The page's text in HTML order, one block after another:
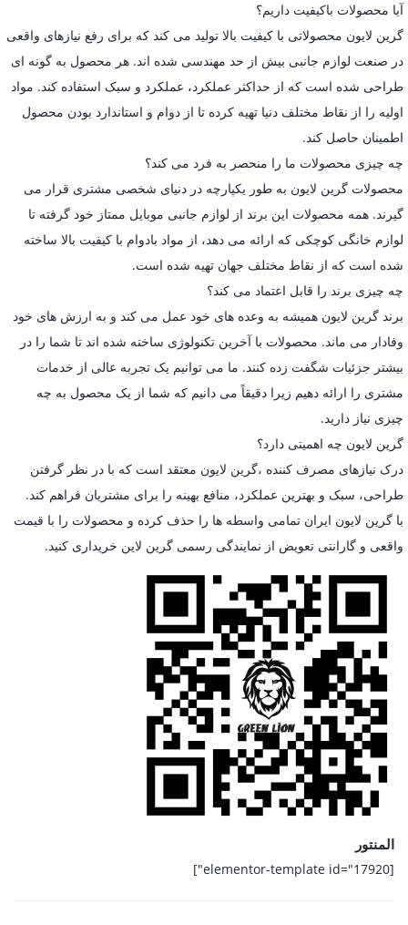
آیا محصولات باکیفیت داریم؟
گرین لایون محصولاتی با کیفیت بالا تولید می کند که برای رفع نیازهای واقعی
در صنعت لوازم جانبی بیش از حد مهندسی شده اند. هر محصول به گونه ای
طراحی شده است که از حداکثر عملکرد، عملکرد و سبک استفاده کند. مواد
اولیه را از نقاط مختلف دنیا تهیه کرده تا از دوام و استاندارد بودن محصول
اطمینان حاصل کند.
چه چیزی محصولات ما را منحصر به فرد می کند؟
محصولات گرین لایون به طور یکپارچه در دنیای شخصی مشتری قرار می
گیرند. همه محصولات این برند از لوازم جانبی موبایل ممتاز خود گرفته تا
لوازم خانگی کوچکی که ارائه می دهد، از مواد بادوام با کیفیت بالا ساخته
شده است که از نقاط مختلف جهان تهیه شده است.
چه چیزی برند را قابل اعتماد می کند؟
برند گرین لایون همیشه به وعده های خود عمل می کند و به ارزش های خود
وفادار می ماند. محصولات با آخرین تکنولوژی ساخته شده اند تا شما را در
بیشتر جزئیات شگفت زده کنند. ما می توانیم یک تجربه عالی از خدمات
مشتری را ارائه دهیم زیرا دقیقاً می دانیم که شما از یک محصول به چه
چیزی نیاز دارید.
گرین لایون چه اهمیتی دارد؟
درک نیازهای مصرف کننده ،گرین لایون معتقد است که با در نظر گرفتن
طراحی، سبک و بهترین عملکرد، منافع بهینه را برای مشتریان فراهم کند.
با گرین لایون ایران تمامی واسطه ها را حذف کرده و محصولات را با قیمت
واقعی و گارانتی تعویض از نمایندگی رسمی گرین لاین خریداری کنید.
المنتور
[elementor-template id="17920"]